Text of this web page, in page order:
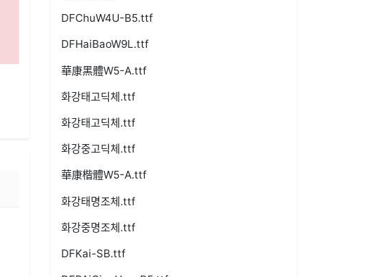
DFChuW4U-B5.ttf
DFHaiBaoW9L.ttf
華康黑體W5-A.ttf
화강태고딕체.ttf
화강태고딕체.ttf
화강중고딕체.ttf
華康楷體W5-A.ttf
화강태명조체.ttf
화강중명조체.ttf
DFKai-SB.ttf